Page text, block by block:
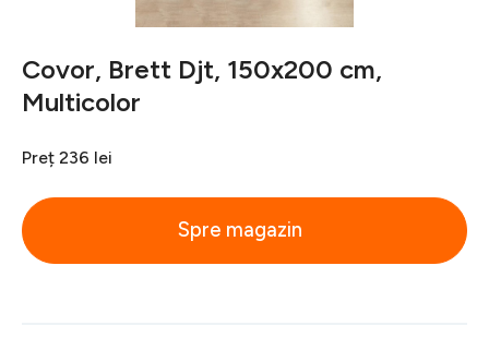
Covor, Brett Djt, 150x200 cm,
Multicolor
Preț 236 lei
Spre magazin